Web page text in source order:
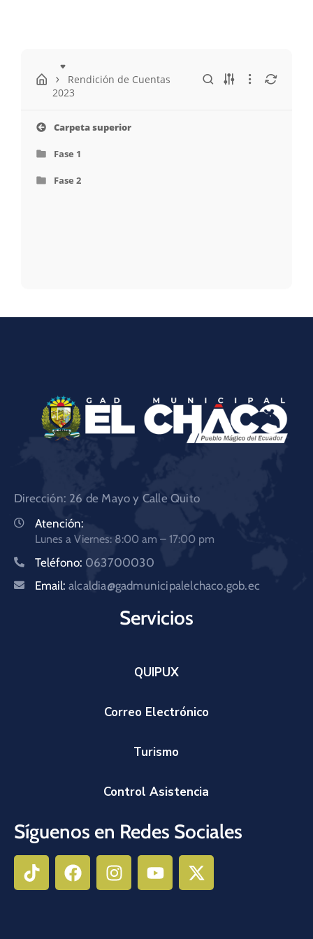
Rendición de Cuentas
2023
Carpeta superior
Fase 1
Fase 2
Dirección: 26 de Mayo y Calle Quito
Atención:
Lunes a Viernes: 8:00 am – 17:00 pm
Teléfono: 063700030
Email: alcaldia@gadmunicipalelchaco.gob.ec
Servicios
QUIPUX
Correo Electrónico
Turismo
Control Asistencia
Síguenos en Redes Sociales